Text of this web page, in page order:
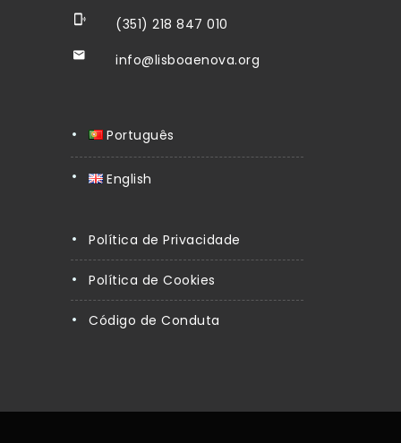
(351) 218 847 010
info@lisboaenova.org
Português
English
Política de Privacidade
Política de Cookies
Código de Conduta